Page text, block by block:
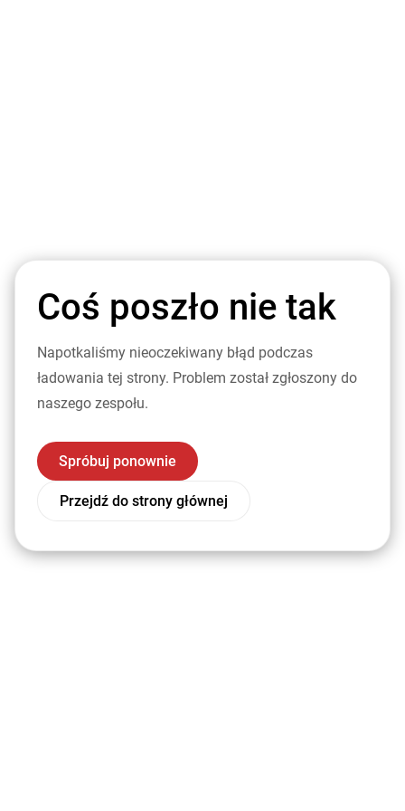
Coś poszło nie tak
Napotkaliśmy nieoczekiwany błąd podczas
ładowania tej strony. Problem został zgłoszony do
naszego zespołu.
Spróbuj ponownie
Przejdź do strony głównej